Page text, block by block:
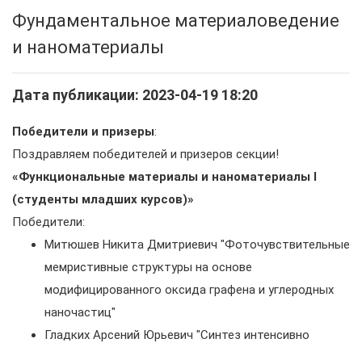
Фундаментальное материаловедение
и наноматериалы
Дата публикации: 2023-04-19 18:20
Победители и призеры:
Поздравляем победителей и призеров секции!
«Функциональные материалы и наноматериалы I
(студенты младших курсов)»
Победители:
Митюшев Никита Дмитриевич "Фоточувствительные
мемристивные структуры на основе
модифицированного оксида графена и углеродных
наночастиц"
Гладких Арсений Юрьевич "Синтез интенсивно